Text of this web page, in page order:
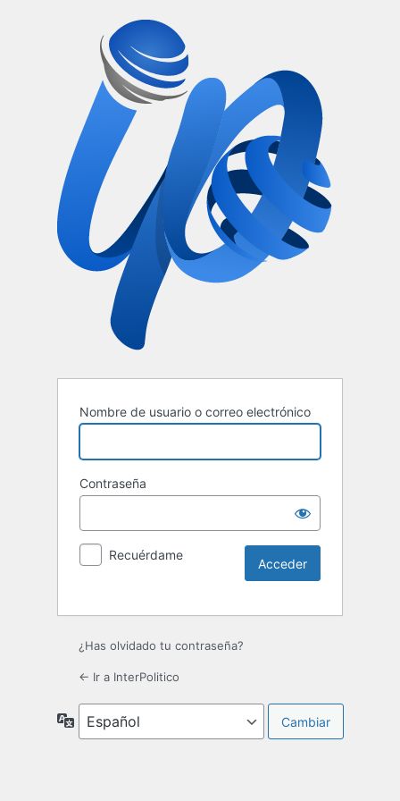
Nombre de usuario o correo electrónico
Contraseña
Recuérdame
¿Has olvidado tu contraseña?
← Ir a InterPolitico
Idioma